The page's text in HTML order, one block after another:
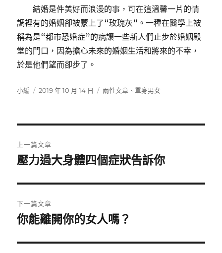
結婚是件美好而浪漫的事，可在這溫馨一片的情
調裡有的婚姻卻被蒙上了“玫瑰灰”。一種在醫學上被
稱為是“都市恐婚症”的病讓一些新人們止步於婚姻殿
堂的門口，因為擔心未來的婚姻生活和將來的不幸，
於是他們望而卻步了。
作
小編
發
2019 年 10 月 14 日
分
兩性文章 、 單身男女
章
覽
上一篇文章
上
篇
文
章:
壓力過大身體四個症狀告訴你
下一篇文章
下
篇
你能離開你的女人嗎？